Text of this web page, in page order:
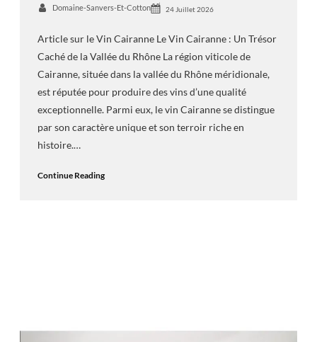
Domaine-Sanvers-Et-Cotton 24 Juillet 2026
Article sur le Vin Cairanne Le Vin Cairanne : Un Trésor
Caché de la Vallée du Rhône La région viticole de
Cairanne, située dans la vallée du Rhône méridionale,
est réputée pour produire des vins d’une qualité
exceptionnelle. Parmi eux, le vin Cairanne se distingue
par son caractère unique et son terroir riche en
histoire.…
Continue Reading